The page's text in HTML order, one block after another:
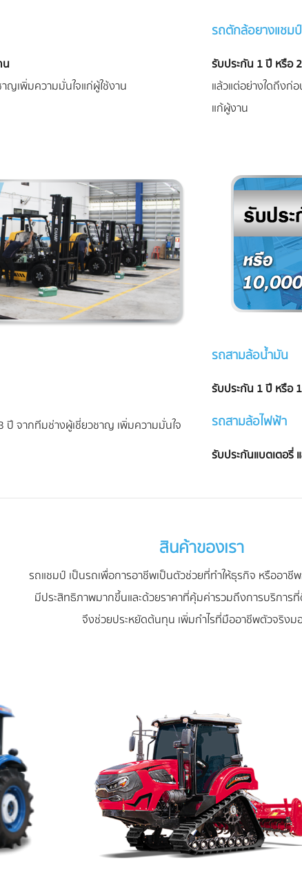
น
ญเพิ่มความมั่นใจแก่ผู้ใช้งาน
รถตักล้อยางแชมป์
รับประกัน 1 ปี หรือ
แล้วแต่อย่างใดถึงก่
แก้ผู้งาน
ปี จากทีมช่างผู้เชี่ยวชาญ เพิ่มความมั่นใจ
รถสามล้อน้ำมัน
รับประกัน 1 ปี หรือ
รถสามล้อไฟฟ้า
รับประกันแบตเตอรี่
สินค้าของเรา
รถแชมป์ เป็นรถเพื่อการอาชีพเป็นตัวช่วยที่ทำให้ธุรกิจ หรืออาชี
มีประสิทธิภาพมากขึ้นและด้วยราคาที่คุ้มค่ารวมถึงการบริการ
จึงช่วยประหยัดต้นทุน เพิ่มกำไรที่มืออาชีพตัวจริงม